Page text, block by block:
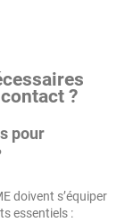
?
pour
doivent s’équiper
essentiels :